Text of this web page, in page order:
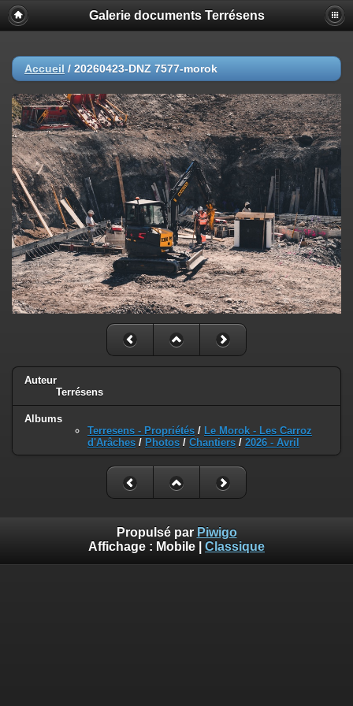
Galerie documents Terrésens
Accueil / 20260423-DNZ 7577-morok
Auteur
Terrésens
Albums
Terresens - Propriétés / Le Morok - Les Carroz
d'Arâches / Photos / Chantiers / 2026 - Avril
Propulsé par Piwigo
Affichage : Mobile Classique